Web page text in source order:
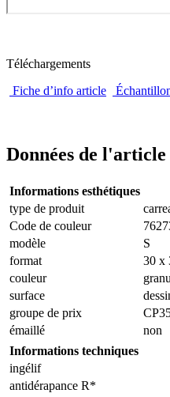
Téléchargements
Fiche d’info article
Données de l'article
Informations esthétiques
type de produit
Code de couleur
modèle
S
format
30 x
couleur
surface
groupe de prix
émaillé
non
Informations techniques
ingélif
antidérapance R*